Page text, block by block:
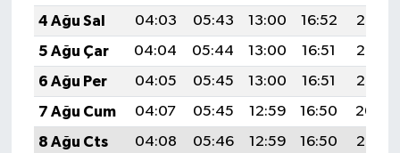
4 Ağu Sal
04:03 05:43 13:00 16:52
20:07
5 Ağu Çar
04:04 05:44 13:00 16:51
20:06
6 Ağu Per
04:05 05:45 13:00 16:51
20:05
7 Ağu Cum
04:07 05:45 12:59 16:50
20:04
8 Ağu Cts
04:08 05:46 12:59 16:50
20:02